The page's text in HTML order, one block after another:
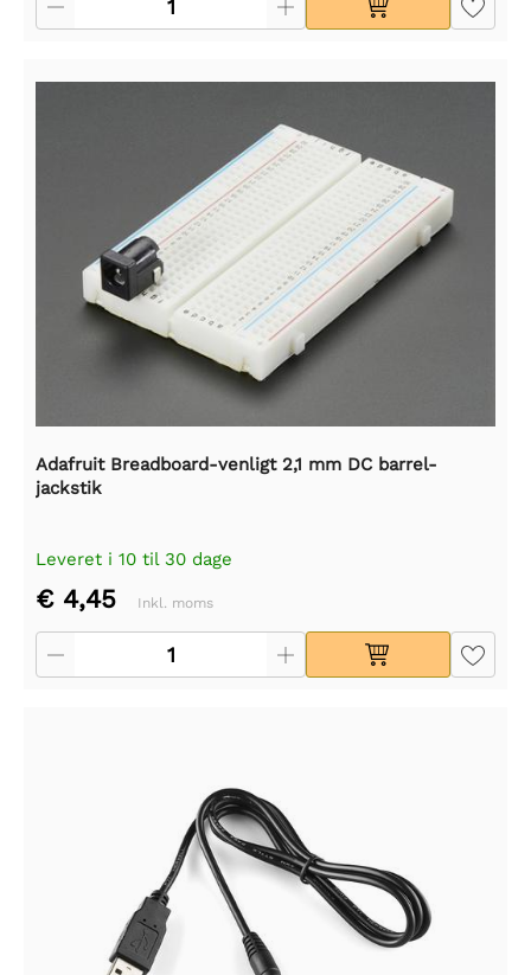
Adafruit Breadboard-venligt 2,1 mm DC barrel-
jackstik
Leveret i 10 til 30 dage
€ 4,45 Inkl. moms